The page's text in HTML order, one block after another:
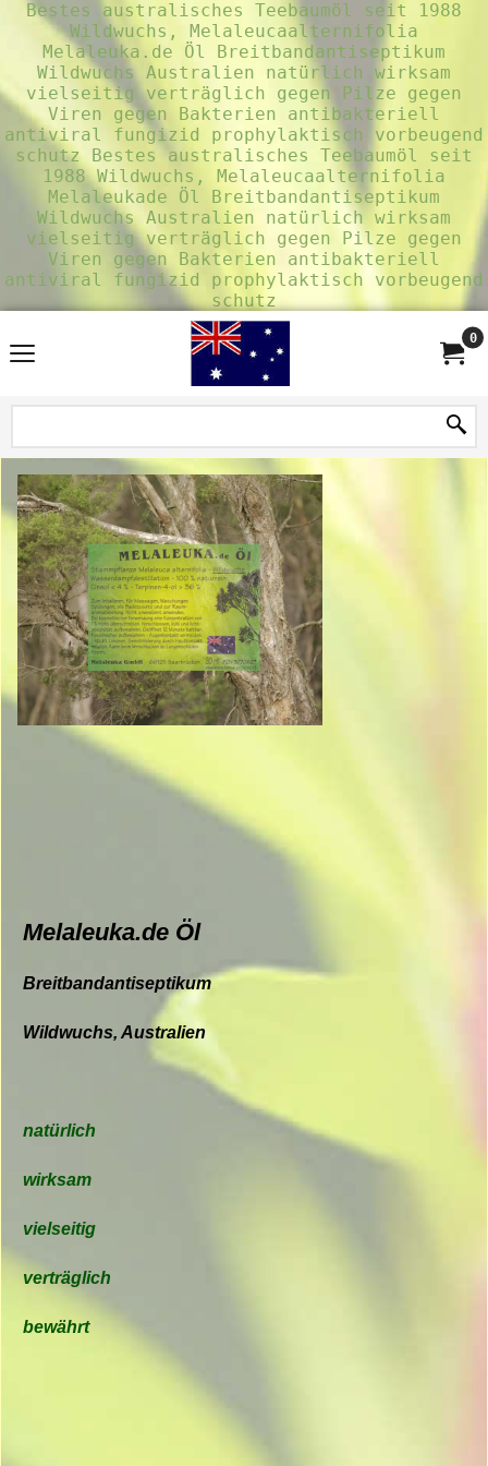
Bestes australisches Teebaumöl seit 1988
Wildwuchs, Melaleucaalternifolia
Melaleuka.de Öl Breitbandantiseptikum
Wildwuchs Australien natürlich wirksam
vielseitig verträglich gegen Pilze gegen
Viren gegen Bakterien antibakteriell
antiviral fungizid prophylaktisch vorbeugend
schutz Bestes australisches Teebaumöl seit
1988 Wildwuchs, Melaleucaalternifolia
Melaleukade Öl Breitbandantiseptikum
Wildwuchs Australien natürlich wirksam
vielseitig verträglich gegen Pilze gegen
Viren gegen Bakterien antibakteriell
antiviral fungizid prophylaktisch vorbeugend
schutz
0
Melaleuka.de Öl
Breitbandantiseptikum
Wildwuchs, Australien
natürlich
wirksam
vielseitig
verträglich
bewährt